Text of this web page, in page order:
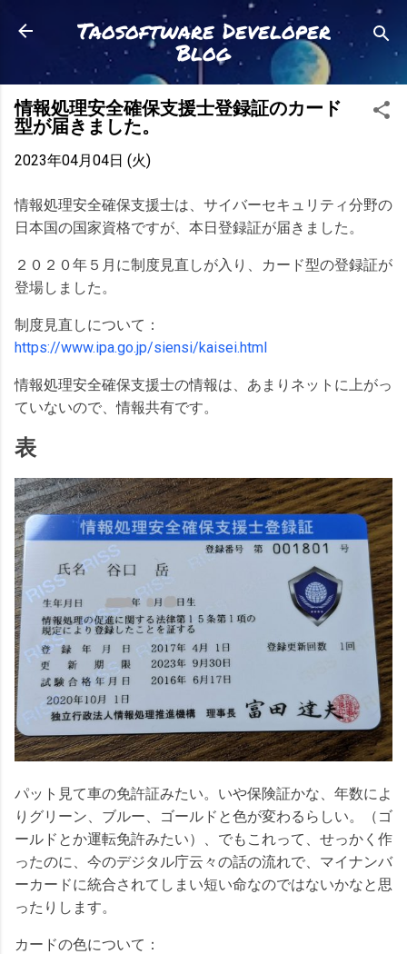
スキップしてメイン コンテンツに移動
Taosoftware Developer
Blog
情報処理安全確保支援士登録証のカード
型が届きました。
2023年04月04日 (火)
情報処理安全確保支援士は、サイバーセキュリティ分野の
日本国の国家資格ですが、本日登録証が届きました。
２０２０年５月に制度見直しが入り、カード型の登録証が
登場しました。
制度見直しについて：
https://www.ipa.go.jp/siensi/kaisei.html
情報処理安全確保支援士の情報は、あまりネットに上がっ
ていないので、情報共有です。
表
パット見て車の免許証みたい。いや保険証かな、年数によ
りグリーン、ブルー、ゴールドと色が変わるらしい。（ゴ
ールドとか運転免許みたい）、でもこれって、せっかく作
ったのに、今のデジタル庁云々の話の流れで、マイナンバ
ーカードに統合されてしまい短い命なのではないかなと思
ったりします。
カードの色について：